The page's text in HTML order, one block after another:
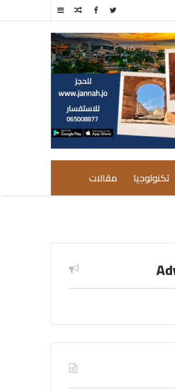
إضافة
جانبي
مقال
تكنولوجيا مقالات